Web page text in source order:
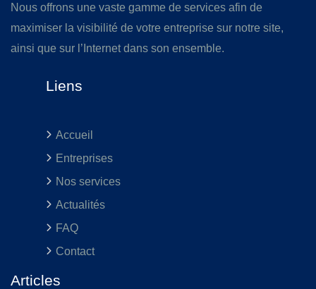
Nous offrons une vaste gamme de services afin de
maximiser la visibilité de votre entreprise sur notre site,
ainsi que sur l’Internet dans son ensemble.
Liens
Accueil
Entreprises
Nos services
Actualités
FAQ
Contact
Articles